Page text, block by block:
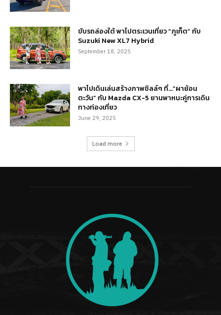
ขับรถล่องใต้ พาไปตระเวนเที่ยว “ภูเก็ต” กับ
Suzuki New XL7 Hybrid
September 18, 2025
พาไปเดินเล่นสร้างภาพชิลล์ๆ ที่…“ผาย้อน
ตะวัน” กับ Mazda CX-5 ยานพาหนะคู่การเดิน
ทางท่องเที่ยว
June 29, 2025
Load more